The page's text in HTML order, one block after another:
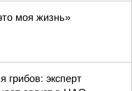
моя жизнь»
грибов: эксперт